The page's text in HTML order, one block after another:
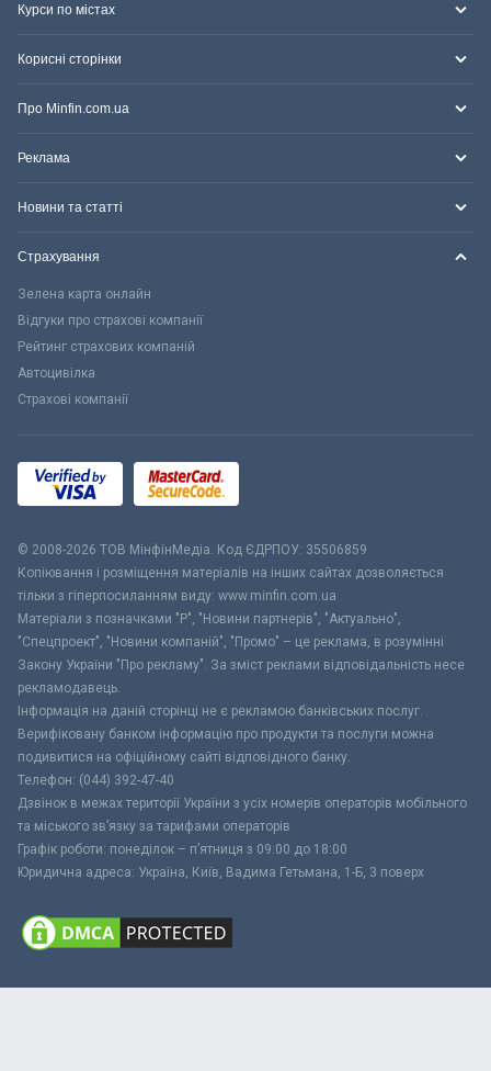
Курси по містах
Корисні сторінки
Про Minfin.com.ua
Реклама
Новини та статті
Страхування
Зелена карта онлайн
Відгуки про страхові компанії
Рейтинг страхових компаній
Автоцивілка
Страхові компанії
© 2008-2026 ТОВ МiнфiнМедiа. Код ЄДРПОУ: 35506859
Копіювання і розміщення матеріалів на інших сайтах дозволяється
тільки з гіперпосиланням виду: www.minfin.com.ua
Матеріали з позначками "Р", "Новини партнерів", "Актуально",
"Спецпроект", "Новини компаній", "Промо" – це реклама, в розумінні
Закону України "Про рекламу". За зміст реклами відповідальність несе
рекламодавець.
Інформація на даній сторінці не є рекламою банківських послуг.
Верифіковану банком інформацію про продукти та послуги можна
подивитися на офіційному сайті відповідного банку.
Телефон: (044) 392-47-40
Дзвінок в межах території України з усіх номерів операторів мобільного
та міського зв’язку за тарифами операторів
Графік роботи: понеділок – п’ятниця з 09:00 до 18:00
Юридична адреса: Україна, Київ, Вадима Гетьмана, 1-Б, 3 поверх